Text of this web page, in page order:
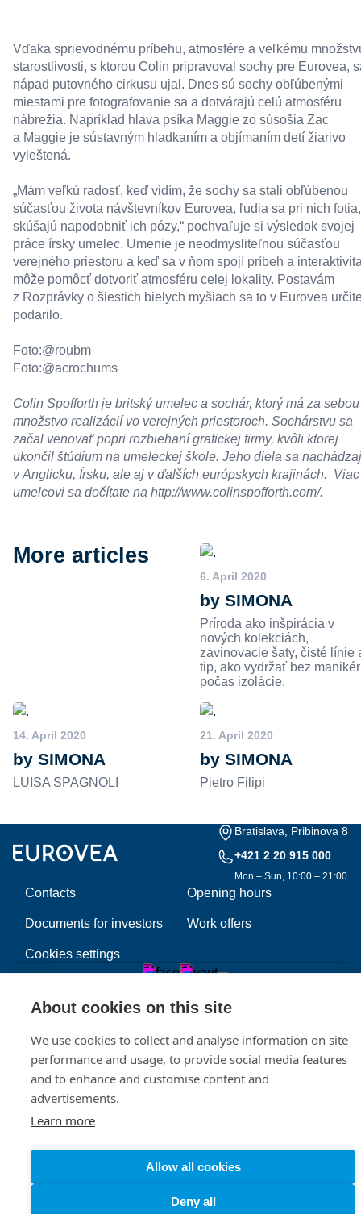
About cookies on this site
We use cookies to collect and analyse information on site
performance and usage, to provide social media features
and to enhance and customise content and
advertisements.
Learn more
Allow all cookies
Deny all
Vďaka sprievodnému príbehu, atmosfére a veľkému
starostlivosti, s ktorou Colin pripravoval sochy pre Eurovea,
nápad putovného cirkusu ujal. Dnes sú sochy obľúbenými
miestami pre fotografovanie sa a dotvárajú celú atmosféru
nábrežia. Napríklad hlava psíka Maggie zo súsošia Zac
a Maggie je sústavným hladkaním a objímaním detí žiarivo
vyleštená.
„Mám veľkú radosť, keď vidím, že sochy sa stali obľúbenou
súčasťou života návštevníkov Eurovea, ľudia sa pri nich fotia,
skúšajú napodobniť ich pózy,“ pochvaľuje si výsledok svojej
práce írsky umelec. Umenie je neodmysliteľnou súčasťou
verejného priestoru a keď sa v ňom spojí príbeh a
môže pomôcť dotvoriť atmosféru celej lokality. Postavám
z Rozprávky o šiestich bielych myšiach sa to v Eurovea
podarilo.
Foto:@roubm
Foto:@acrochums
Colin Spofforth je britský umelec a sochár, ktorý má za sebou
množstvo realizácií vo verejných priestoroch. Sochárstvu sa
začal venovať popri rozbiehaní grafickej firmy, kvôli ktorej
ukončil štúdium na umeleckej škole. Jeho diela sa
v Anglicku, Írsku, ale aj v ďalších európskych krajinách.
umelcovi sa dočítate na http://www.colinspofforth.com/.
More articles
6. April 2020
by SIMONA
Príroda ako inšpirácia v
nových kolekciách,
zavinovacie šaty, čisté línie
tip, ako vydržať bez
počas izolácie.
14. April 2020
by SIMONA
LUISA SPAGNOLI
21. April 2020
by SIMONA
Pietro Filipi
Bratislava, Pribinova 8
+421 2 20 915 000
Mon – Sun, 10:00 – 21:00
Contacts Opening hours
Documents for investors Work offers
Cookies settings